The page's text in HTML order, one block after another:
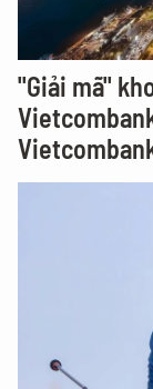
"Giải mã"